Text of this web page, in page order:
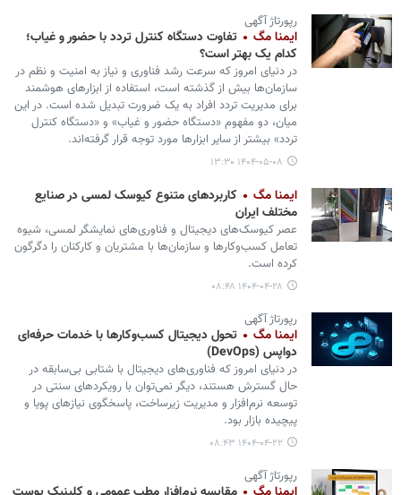
رپورتاژ آگهی
ایمنا مگ
تفاوت دستگاه کنترل تردد با حضور و غیاب؛
کدام یک بهتر است؟
در دنیای امروز که سرعت رشد فناوری و نیاز به امنیت و نظم در
سازمان‌ها بیش از گذشته است، استفاده از ابزارهای هوشمند
برای مدیریت تردد افراد به یک ضرورت تبدیل شده است. در این
میان، دو مفهوم «دستگاه حضور و غیاب» و «دستگاه کنترل
تردد» بیشتر از سایر ابزارها مورد توجه قرار گرفته‌اند.
۱۴۰۴-۰۵-۰۸ ۱۳:۳۰
ایمنا مگ
کاربردهای متنوع کیوسک لمسی در صنایع
مختلف ایران
عصر کیوسک‌های دیجیتال و فناوری‌های نمایشگر لمسی، شیوه
تعامل کسب‌وکارها و سازمان‌ها با مشتریان و کارکنان را دگرگون
کرده است.
۱۴۰۴-۰۴-۲۸ ۰۸:۴۸
رپورتاژ آگهی
ایمنا مگ
تحول دیجیتال کسب‌وکارها با خدمات حرفه‌ای
دواپس (DevOps)
در دنیای امروز که فناوری‌های دیجیتال با شتابی بی‌سابقه در
حال گسترش هستند، دیگر نمی‌توان با رویکردهای سنتی در
توسعه نرم‌افزار و مدیریت زیرساخت، پاسخگوی نیازهای پویا و
پیچیده بازار بود.
۱۴۰۴-۰۴-۲۲ ۰۸:۴۳
رپورتاژ آگهی